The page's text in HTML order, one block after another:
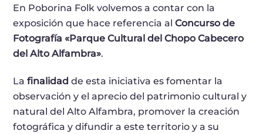
En Poborina Folk volvemos a contar con la
exposición que hace referencia alConcurso de
Fotografía «Parque Cultural del Chopo Cabecero
del Alto Alfambra».
Lafinalidadde esta iniciativa es fomentar la
observación y el aprecio del patrimonio cultural y
natural del Alto Alfambra, promover la creación
fotográfica y difundir a este territorio y a su